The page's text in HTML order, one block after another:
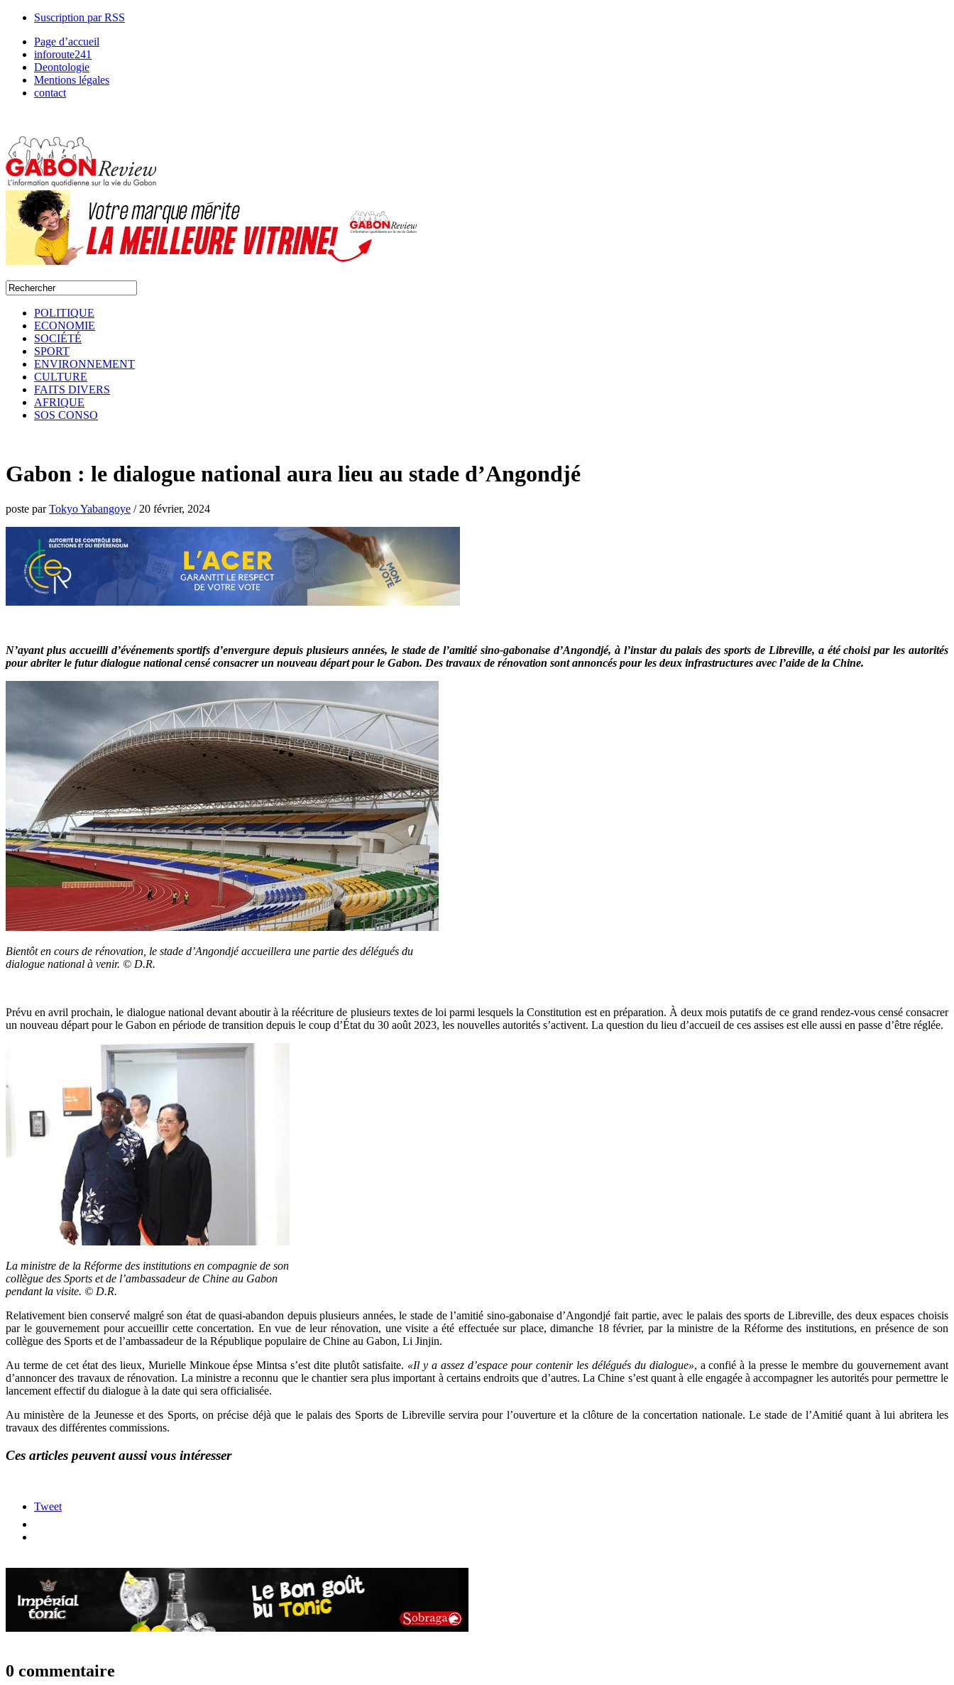
Suscription par RSS
Page d’accueil
inforoute241
Deontologie
Mentions légales
contact
POLITIQUE
ECONOMIE
SOCIÉTÉ
SPORT
ENVIRONNEMENT
CULTURE
FAITS DIVERS
AFRIQUE
SOS CONSO
Gabon : le dialogue national aura lieu au stade d’Angondjé
poste parTokyo Yabangoye / 20 février, 2024
N’ayant plus accueilli d’événements sportifs d’envergure depuis plusieurs années, le stade de l’amitié sino-gabonaise d’Angondjé, à l’instar du palais des sports de Libreville, a été choisi par les autorités
pour abriter le futur dialogue national censé consacrer un nouveau départ pour le Gabon. Des travaux de rénovation sont annoncés pour les deux infrastructures avec l’aide de la Chine.
Bientôt en cours de rénovation, le stade d’Angondjé accueillera une partie des délégués du
dialogue national à venir. © D.R.
Prévu en avril prochain, le dialogue national devant aboutir à la réécriture de plusieurs textes de loi parmi lesquels la Constitution est en préparation. À deux mois putatifs de ce grand rendez-vous censé consacrer
un nouveau départ pour le Gabon en période de transition depuis le coup d’État du 30 août 2023, les nouvelles autorités s’activent. La question du lieu d’accueil de ces assises est elle aussi en passe d’être réglée.
La ministre de la Réforme des institutions en compagnie de son
collègue des Sports et de l’ambassadeur de Chine au Gabon
pendant la visite. © D.R.
Relativement bien conservé malgré son état de quasi-abandon depuis plusieurs années, le stade de l’amitié sino-gabonaise d’Angondjé fait partie, avec le palais des sports de Libreville, des deux espaces choisis
par le gouvernement pour accueillir cette concertation. En vue de leur rénovation, une visite a été effectuée sur place, dimanche 18 février, par la ministre de la Réforme des institutions, en présence de son
collègue des Sports et de l’ambassadeur de la République populaire de Chine au Gabon, Li Jinjin.
Au terme de cet état des lieux, Murielle Minkoue épse Mintsa s’est dite plutôt satisfaite. «Il y a assez d’espace pour contenir les délégués du dialogue», a confié à la presse le membre du gouvernement avant
d’annoncer des travaux de rénovation. La ministre a reconnu que le chantier sera plus important à certains endroits que d’autres. La Chine s’est quant à elle engagée à accompagner les autorités pour permettre le
lancement effectif du dialogue à la date qui sera officialisée.
Au ministère de la Jeunesse et des Sports, on précise déjà que le palais des Sports de Libreville servira pour l’ouverture et la clôture de la concertation nationale. Le stade de l’Amitié quant à lui abritera les
travaux des différentes commissions.
Ces articles peuvent aussi vous intéresser
Tweet
0 commentaire